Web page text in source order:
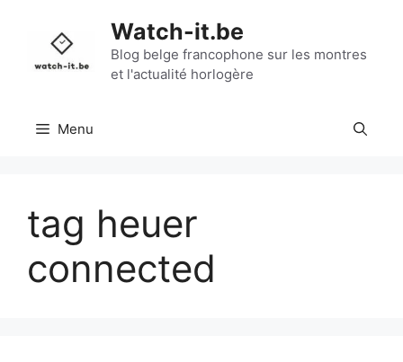
contenu
Watch-it.be
Blog belge francophone sur les montres
et l'actualité horlogère
Menu
tag heuer
connected